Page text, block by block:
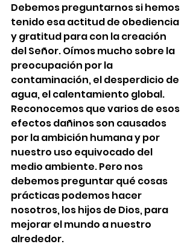
Debemos preguntarnos si hemos
tenido esa actitud de obediencia
y gratitud para con la creación
del Señor. Oímos mucho sobre la
preocupación por la
contaminación, el desperdicio de
agua, el calentamiento global.
Reconocemos que varios de esos
efectos dañinos son causados
por la ambición humana y por
nuestro uso equivocado del
medio ambiente. Pero nos
debemos preguntar qué cosas
prácticas podemos hacer
nosotros, los hijos de Dios, para
mejorar el mundo a nuestro
alrededor.